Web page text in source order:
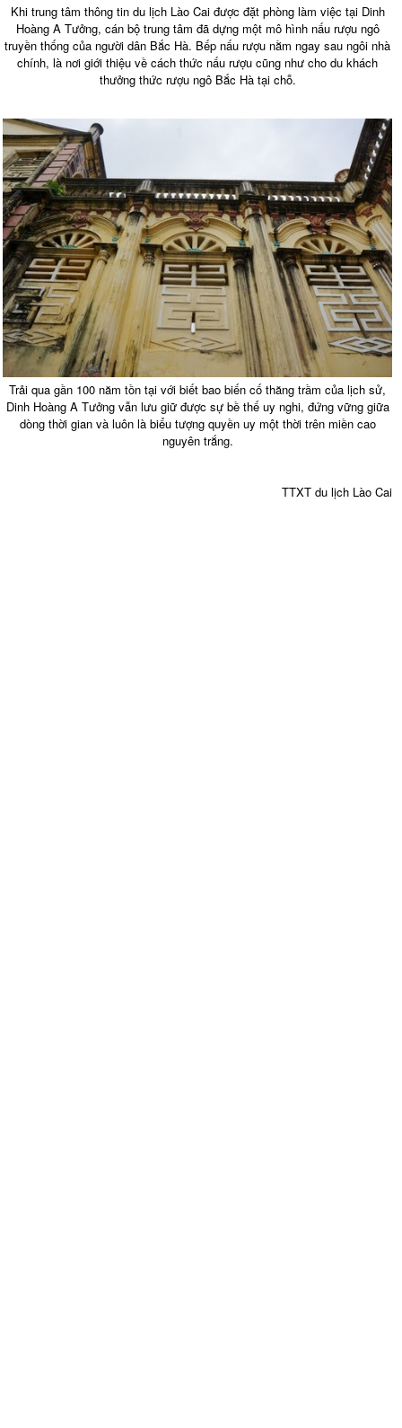
Khi trung tâm thông tin du lịch Lào Cai được đặt phòng làm việc tại Dinh
Hoàng A Tưởng, cán bộ trung tâm đã dựng một mô hình nấu rượu ngô
truyền thống của người dân Bắc Hà. Bếp nấu rượu nằm ngay sau ngôi nhà
chính, là nơi giới thiệu về cách thức nấu rượu cũng như cho du khách
thưởng thức rượu ngô Bắc Hà tại chỗ.
Trải qua gần 100 năm tồn tại với biết bao biến cố thăng trầm của lịch sử,
Dinh Hoàng A Tưởng vẫn lưu giữ được sự bề thế uy nghi, đứng vững giữa
dòng thời gian và luôn là biểu tượng quyền uy một thời trên miền cao
nguyên trắng.
TTXT du lịch Lào Cai